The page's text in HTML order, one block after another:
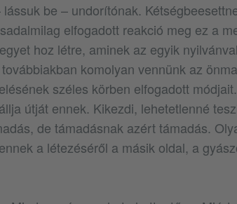
be – undorítónak.
elfogadott reakció meg ez a
hoz létre, aminek az egyik
komolyan vennünk az
széles körben elfogadott
útját ennek. Kikezdi, lehetetlenné
de támadásnak azért támadás.
a létezéséről a másik oldal, a